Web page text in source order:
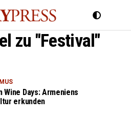
zu "Festival"
Wine Days: Armeniens
erkunden